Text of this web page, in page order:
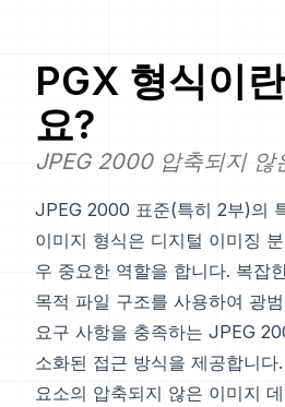
PGX 형식이
요?
JPEG 2000 압축되지 않
JPEG 2000 표준(특히 2부)의
이미지 형식은 디지털 이미징
우 중요한 역할을 합니다. 복잡
목적 파일 구조를 사용하여 광
요구 사항을 충족하는 JPEG
소화된 접근 방식을 제공합니
요소의 압축되지 않은 이미지